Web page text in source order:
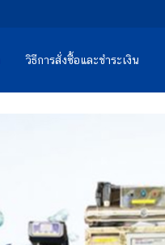
วิธีการสั่งซื้อและชำระเงิน